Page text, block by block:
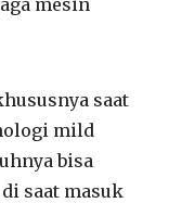
saat
mild
bisa
saat masuk